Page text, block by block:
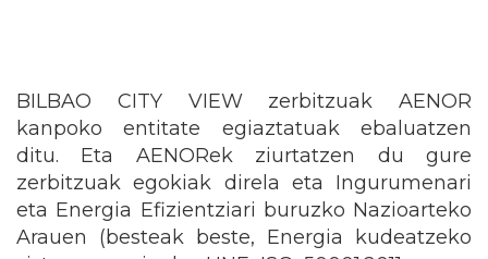
BILBAO CITY VIEW zerbitzuak AENOR
kanpoko entitate egiaztatuak ebaluatzen
ditu. Eta AENORek ziurtatzen du gure
zerbitzuak egokiak direla eta Ingurumenari
eta Energia Efizientziari buruzko Nazioarteko
Arauen (besteak beste, Energia kudeatzeko